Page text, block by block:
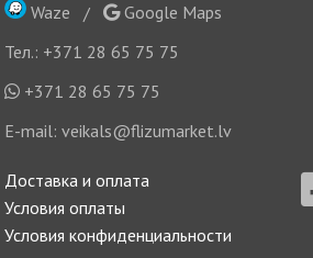
Waze /
Google Maps
Тел.: +371 28 65 75 75
+371 28 65 75 75
E-mail:veikals@flizumarket.lv
Доставка и оплата
Условия оплаты
Условия конфиденциальности